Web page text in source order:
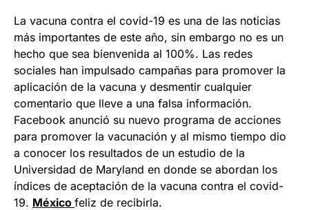
La vacuna contra el covid-19 es una de las noticias
más importantes de este año, sin embargo no es un
hecho que sea bienvenida al 100%. Las redes
sociales han impulsado campañas para promover la
aplicación de la vacuna y desmentir cualquier
comentario que lleve a una falsa información.
Facebook anunció su nuevo programa de acciones
para promover la vacunación y al mismo tiempo dio
a conocer los resultados de un estudio de la
Universidad de Maryland en donde se abordan los
índices de aceptación de la vacuna contra el covid-
19. México feliz de recibirla.